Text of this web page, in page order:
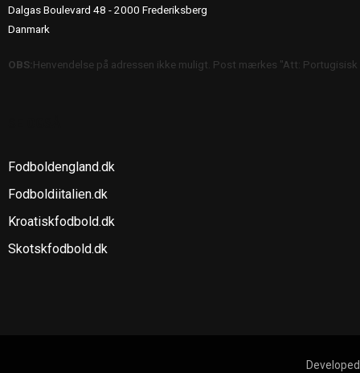
Dalgas Boulevard 48 - 2000 Frederiksberg
Danmark
OBS:Henvendelse på adressen ikke muligt. Post mærkes "Att:
Fodboldengland.dk
Fodboldiitalien.dk
Kroatiskfodbold.dk
Skotskfodbold.dk